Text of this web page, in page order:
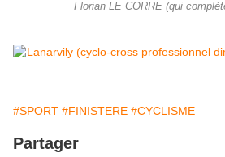
Florian LE CORRE (qui
#SPORT #FINISTERE #CYCLISME
Partager